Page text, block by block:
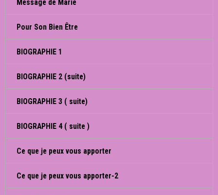
Message de Marie
Pour Son Bien Être
BIOGRAPHIE 1
BIOGRAPHIE 2 (suite)
BIOGRAPHIE 3 ( suite)
BIOGRAPHIE 4 ( suite )
Ce que je peux vous apporter
Ce que je peux vous apporter-2